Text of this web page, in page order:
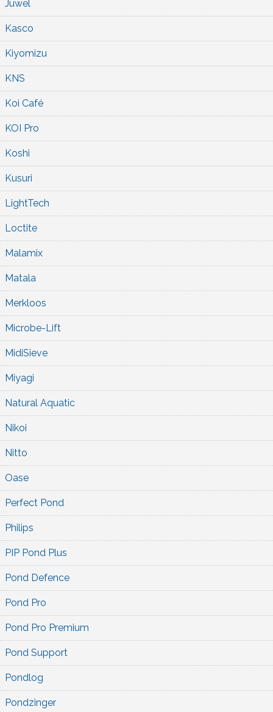
Juwel
Kasco
Kiyomizu
KNS
Koi Café
KOI Pro
Koshi
Kusuri
LightTech
Loctite
Malamix
Matala
Merkloos
Microbe-Lift
MidiSieve
Miyagi
Natural Aquatic
Nikoi
Nitto
Oase
Perfect Pond
Philips
PIP Pond Plus
Pond Defence
Pond Pro
Pond Pro Premium
Pond Support
Pondlog
Pondzinger